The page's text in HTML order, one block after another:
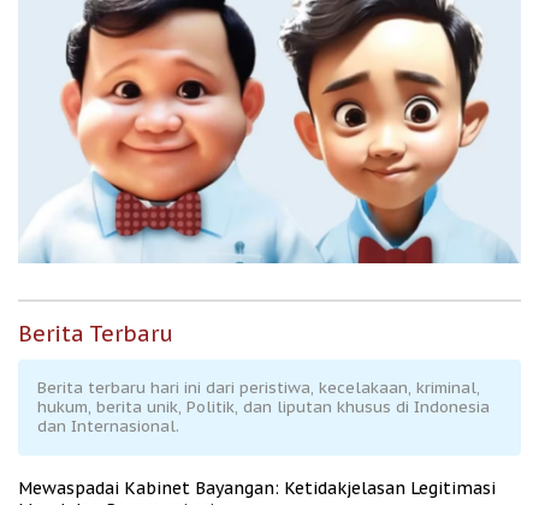
Berita Terbaru
Berita terbaru hari ini dari peristiwa, kecelakaan, kriminal,
hukum, berita unik, Politik, dan liputan khusus di Indonesia
dan Internasional.
Mewaspadai Kabinet Bayangan: Ketidakjelasan Legitimasi